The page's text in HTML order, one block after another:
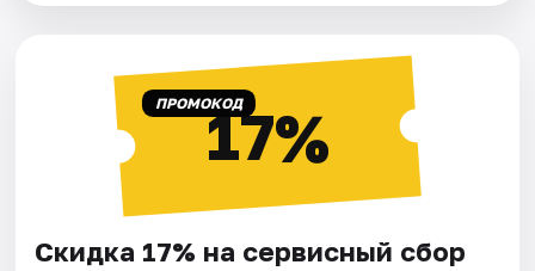
ПРОМОКОД17%
Скидка 17% на сервисный сбор